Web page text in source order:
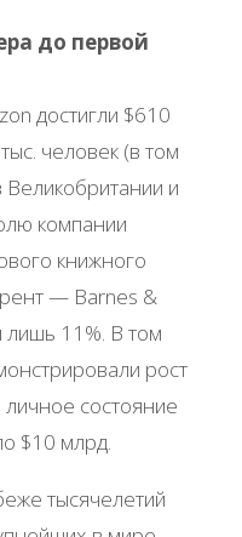
до первой
достигли $610
человек (в том
и
компании
книжного
— Barnes &
11%. В том
рост
состояние
$10 млрд.
тысячелетий